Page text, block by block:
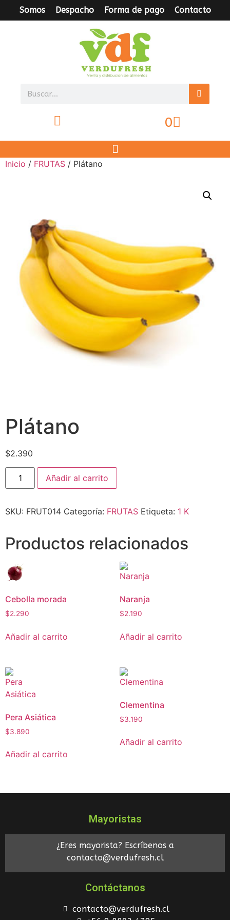
Somos Despacho Forma de pago Contacto
0
Inicio / FRUTAS / Plátano
Plátano
$2.390
Añadir al carrito
SKU: FRUT014 Categoría: FRUTAS Etiqueta: 1 K
Productos relacionados
Cebolla morada
$2.290
Añadir al carrito
Naranja
$2.190
Añadir al carrito
Pera Asiática
$3.890
Añadir al carrito
Clementina
$3.190
Añadir al carrito
Mayoristas
¿Eres mayorista? Escríbenos a
contacto@verdufresh.cl
Contáctanos
contacto@verdufresh.cl